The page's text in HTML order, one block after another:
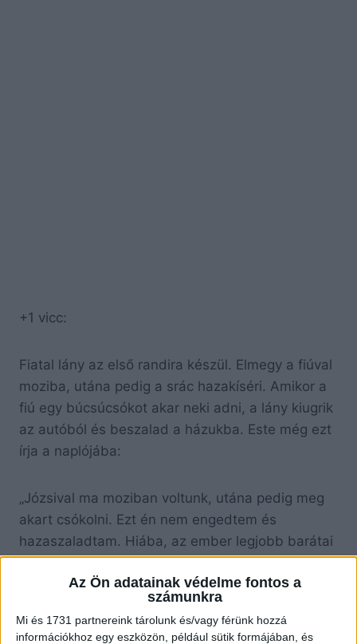
Az Ön adatainak védelme fontos a
számunkra
Mi és 1731 partnereink tárolunk és/vagy férünk hozzá
információkhoz egy eszközön, például sütik formájában, és
+1 vicc:
Fiatal lány az első randira készül. Elmegy a fiúval
moziba, utána pedig a srác hazakíséri. Amikor a
fiú egy búcsúcsókot akar neki adni, a lány kiugrik
az autóból és beszalad a házukba. Este még ezt
írja a naplójába:
„Józsival ma moziban voltunk, utána pedig meg
akart csókolni. Ezt én nem engedtem és
hazaszaladtam. Hiába, az ember legjobb barátai
a lábai.”
akar nyúlni, de a lány ezt sem hagyja, megint